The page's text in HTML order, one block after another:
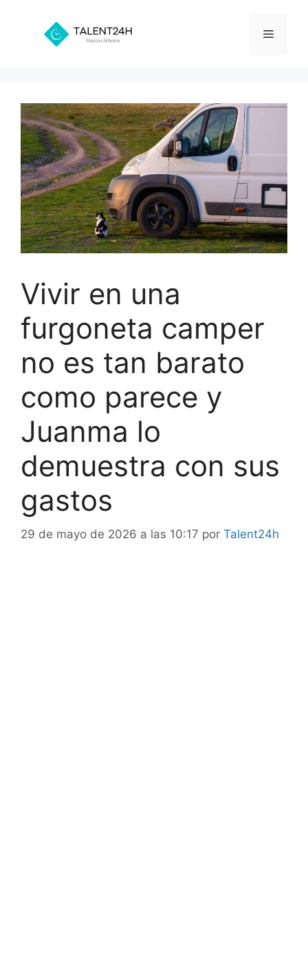
contenido
Menú
Vivir en una
furgoneta camper
no es tan barato
como parece y
Juanma lo
demuestra con sus
gastos
29 de mayo de 2026 a las 10:17 por Talent24h